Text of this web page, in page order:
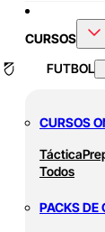
CURSOS
FUTBOL
CURSOS
Táctica
Todos
PACKS DE